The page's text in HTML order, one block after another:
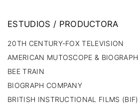
ESTUDIOS / PRODUCTORA
20TH CENTURY-FOX TELEVISION
AMERICAN MUTOSCOPE & BIOGRAPH
BEE TRAIN
BIOGRAPH COMPANY
BRITISH INSTRUCTIONAL FILMS (BIF)